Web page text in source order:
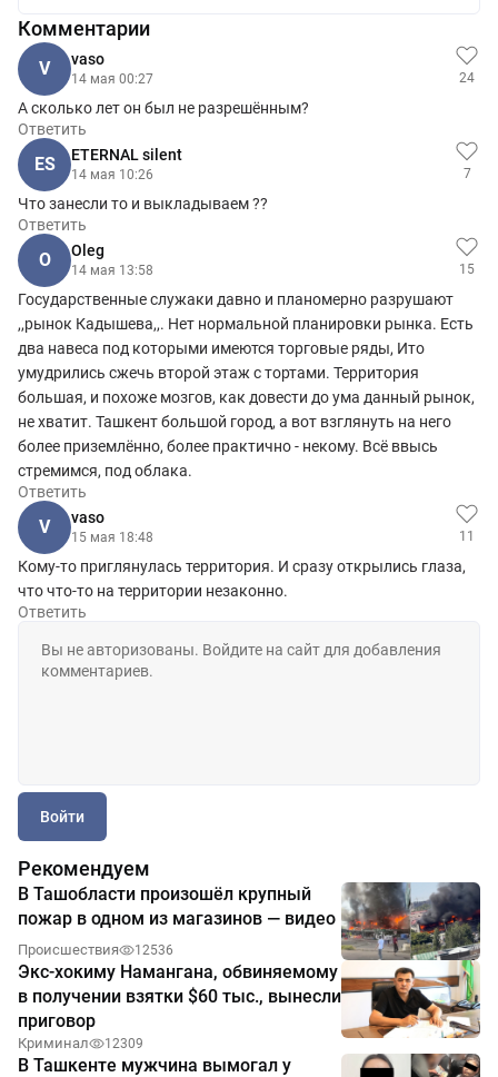
Комментарии
V vaso
14 мая 00:27 24
А сколько лет он был не разрешённым?
Ответить
ES ETERNAL silent
14 мая 10:26 7
Что занесли то и выкладываем ??
Ответить
O Oleg
14 мая 13:58 15
Государственные служаки давно и планомерно разрушают
,,рынок Кадышева,,. Нет нормальной планировки рынка. Есть
два навеса под которыми имеются торговые ряды, Ито
умудрились сжечь второй этаж с тортами. Территория
большая, и похоже мозгов, как довести до ума данный рынок,
не хватит. Ташкент большой город, а вот взглянуть на него
более приземлённо, более практично - некому. Всё ввысь
стремимся, под облака.
Ответить
V vaso
15 мая 18:48 11
Кому-то приглянулась территория. И сразу открылись глаза,
что что-то на территории незаконно.
Ответить
Войти
Рекомендуем
В Ташобласти произошёл крупный
пожар в одном из магазинов — видео
Происшествия 12536
Экс-хокиму Намангана, обвиняемому
в получении взятки $60 тыс., вынесли
приговор
Криминал 12309
В Ташкенте мужчина вымогал у